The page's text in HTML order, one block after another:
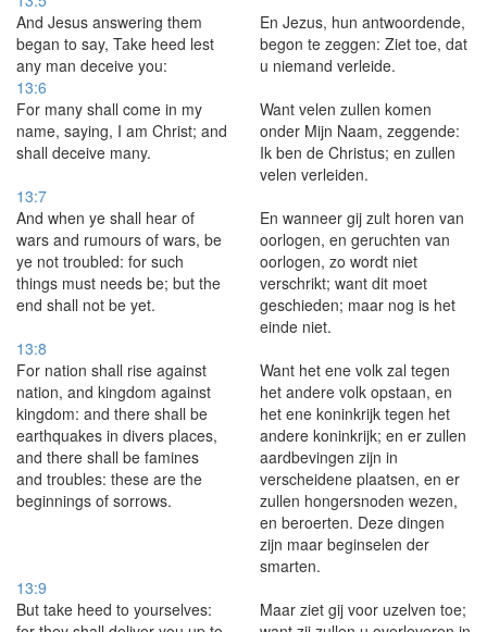
And Jesus answering them
began to say, Take heed lest
any man deceive you:
En Jezus, hun antwoordende,
begon te zeggen: Ziet toe, dat
u niemand verleide.
13:6
For many shall come in my
name, saying, I am Christ; and
shall deceive many.
Want velen zullen komen
onder Mijn Naam, zeggende:
Ik ben de Christus; en zullen
velen verleiden.
13:7
And when ye shall hear of
wars and rumours of wars, be
ye not troubled: for such
things must needs be; but the
end shall not be yet.
En wanneer gij zult horen van
oorlogen, en geruchten van
oorlogen, zo wordt niet
verschrikt; want dit moet
geschieden; maar nog is het
einde niet.
13:8
For nation shall rise against
nation, and kingdom against
kingdom: and there shall be
earthquakes in divers places,
and there shall be famines
and troubles: these are the
beginnings of sorrows.
Want het ene volk zal tegen
het andere volk opstaan, en
het ene koninkrijk tegen het
andere koninkrijk; en er zullen
aardbevingen zijn in
verscheidene plaatsen, en er
zullen hongersnoden wezen,
en beroerten. Deze dingen
zijn maar beginselen der
smarten.
13:9
But take heed to yourselves:
Maar ziet gij voor uzelven toe;